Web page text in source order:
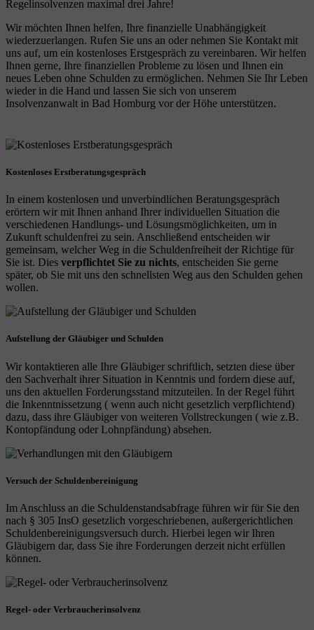
Regelinsolvenzen maximal drei Jahre!
Wir möchten Ihnen helfen, Ihre finanzielle Unabhängigkeit
wiederzuerlangen. Rufen Sie uns an oder nehmen Sie Kontakt mit
uns auf, um ein kostenloses Erstgespräch zu vereinbaren. Wir helfen
Ihnen gerne, Ihre finanziellen Probleme zu lösen und Ihnen ein
neues Leben ohne Schulden zu ermöglichen. Nehmen Sie Ihr Leben
wieder in die Hand und lassen Sie sich von unserem
Insolvenzanwalt in Bad Homburg vor der Höhe unterstützen.
Kostenloses Erstberatungsgespräch
In einem kostenlosen und unverbindlichen Beratungsgespräch
erörtern wir mit Ihnen anhand Ihrer individuellen Situation die
verschiedenen Handlungs- und Lösungsmöglichkeiten, um in
Zukunft schuldenfrei zu sein. Anschließend entscheiden wir
gemeinsam, welcher Weg in die Schuldenfreiheit der Richtige für
Sie ist. Dies verpflichtet Sie zu nichts, entscheiden Sie gerne
später, ob Sie mit uns den schnellsten Weg aus den Schulden gehen
wollen.
Aufstellung der Gläubiger und Schulden
Wir kontaktieren alle Ihre Gläubiger schriftlich, setzten diese über
den Sachverhalt ihrer Situation in Kenntnis und fordern diese auf,
uns den aktuellen Forderungsstand mitzuteilen. In der Regel führt
die Inkenntnissetzung ( wenn auch nicht gesetzlich verpflichtend)
dazu, dass ihre Gläubiger von weiteren Vollstreckungen ( wie z.B.
Kontopfändung oder Lohnpfändung) absehen.
Versuch der Schuldenbereinigung
Im Anschluss an die Schuldenstandsabfrage führen wir für Sie den
nach § 305 InsO gesetzlich vorgeschriebenen, außergerichtlichen
Schuldenbereinigungsversuch durch. Hierbei legen wir Ihren
Gläubigern dar, dass Sie ihre Forderungen derzeit nicht erfüllen
können.
Regel- oder Verbraucherinsolvenz